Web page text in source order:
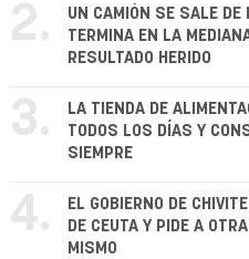
2.
UN CAMIÓN SE SALE DE
TERMINA EN LA
RESULTADO HERIDO
3.
LA TIENDA DE
TODOS LOS DÍAS Y
SIEMPRE
4.
EL GOBIERNO DE
DE CEUTA Y PIDE A
MISMO